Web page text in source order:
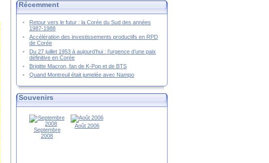
Récemment
Retour vers le futur : la Corée du Sud des années
1987-1988
Accélération des investissements productifs en RPD
de Corée
Du 27 juillet 1953 à aujourd’hui : l’urgence d’une paix
définitive en Corée
Brigitte Macron, fan de K-Pop et de BTS
Quand Montreuil était jumelée avec Nampo
Souvenirs
Septembre
2008
Août 2006